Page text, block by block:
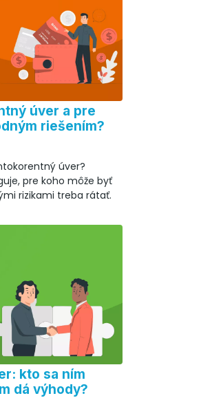
úver a pre
riešením?
úver?
pre koho môže byť
rizikami treba rátať.
kto sa ním
dá výhody?